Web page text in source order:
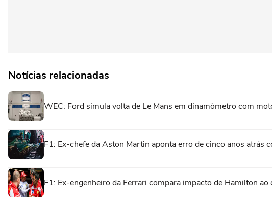
Notícias relacionadas
WEC: Ford simula volta de Le Mans em dinamômetro com
F1: Ex-chefe da Aston Martin aponta erro de cinco anos atrás
F1: Ex-engenheiro da Ferrari compara impacto de Hamilton